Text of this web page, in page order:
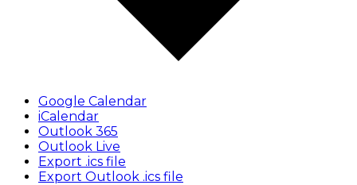
Google Calendar
iCalendar
Outlook 365
Outlook Live
Export .ics file
Export Outlook .ics file